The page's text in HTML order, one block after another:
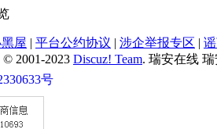
屋 | 平台公约协议 | 涉企举报专区 |
© 2001-2023 Discuz! Team. 瑞安在线
号